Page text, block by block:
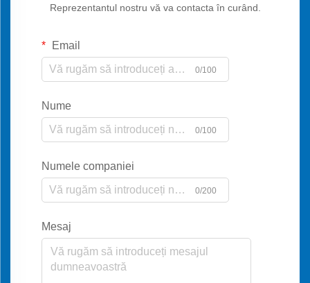
Reprezentantul nostru vă va contacta în curând.
Email
0/100
Nume
0/100
Numele companiei
0/200
Mesaj